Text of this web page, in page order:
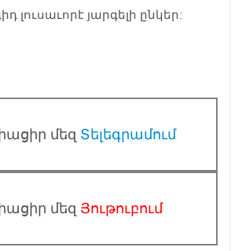
լուսաւորէ յարգելի ընկեր:
մեզ Տելեգրամում
մեզ Յութուբում